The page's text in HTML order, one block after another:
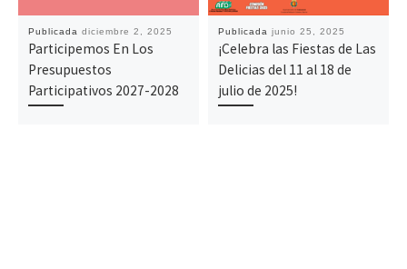
Publicadadiciembre 2, 2025
Participemos En Los
Presupuestos
Participativos 2027-2028
Publicadajunio 25, 2025
¡Celebra las Fiestas de Las
Delicias del 11 al 18 de
julio de 2025!